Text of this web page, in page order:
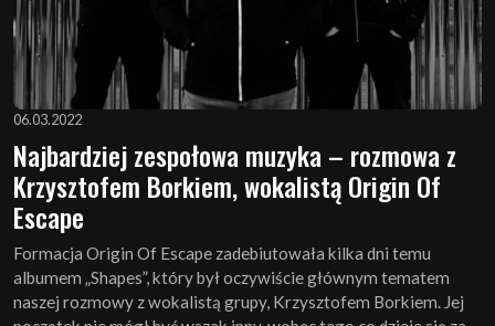
06.03.2022
Najbardziej zespołowa muzyka – rozmowa z
Krzysztofem Borkiem, wokalistą Origin Of
Escape
Formacja Origin Of Escape zadebiutowała kilka dni temu
albumem „Shapes”, który był oczywiście głównym tematem
naszej rozmowy z wokalistą grupy, Krzysztofem Borkiem. Jej